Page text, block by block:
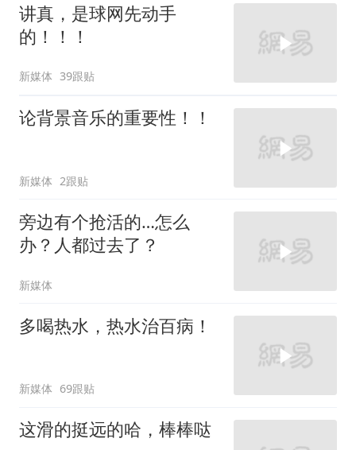
讲真，是球网先动手
的！！！
新媒体 39跟贴
论背景音乐的重要性！！
新媒体 2跟贴
旁边有个抢活的…怎么
办？人都过去了？
新媒体
多喝热水，热水治百病！
新媒体 69跟贴
这滑的挺远的哈，棒棒哒